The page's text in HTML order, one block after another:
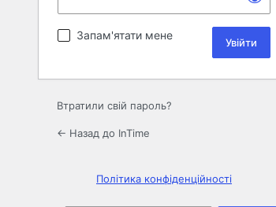
Запам'ятати мене
Втратили свій пароль?
← Назад до InTime
Політика конфіденційності